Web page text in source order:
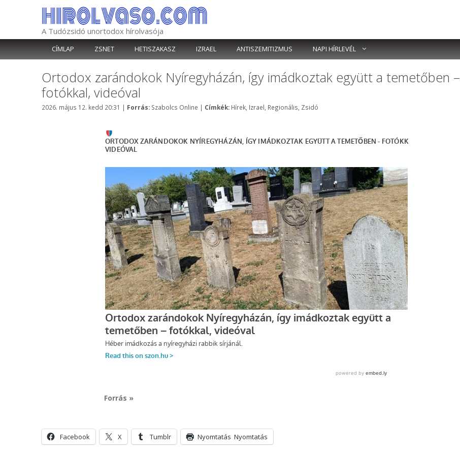
A Tudózsidó unortodox hírolvasója
CÍMLAP ZSNET HETISZAKASZ IZRAEL ANTISZEMITIZMUS NAPI HÍRLEVÉL
Ortodox zarándokok Nyíregyházán, így imádkoztak együtt a temetőben –
fotókkal, videóval
2026. május 12. kedd 20:31 | Forrás: Kategória
Szabolcs Online | Címkék: Címkék
Hírek Izrael Regionális Zsidó
Forrás »
Facebook X Tumblr Nyomtatás Nyomtatás